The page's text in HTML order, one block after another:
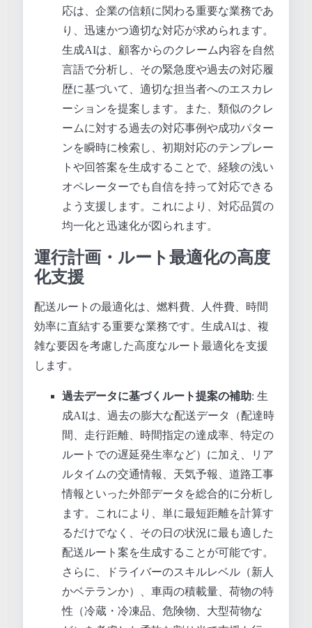
応は、企業の信頼に関わる重要な業務であ
り、迅速かつ適切な対応が求められます。
生成AIは、顧客からのクレーム内容を自然
言語で分析し、その緊急度や過去の対応履
歴に基づいて、適切な担当者へのエスカレ
ーションを提案します。また、類似のクレ
ームに対する過去の対応事例や成功パター
ンを瞬時に検索し、初期対応のテンプレー
トや回答案を生成することで、経験の浅い
オペレーターでも自信を持って対応できる
よう支援します。これにより、対応品質の
均一化と迅速化が図られます。
運行計画・ルート最適化の高度
化支援
配送ルートの最適化は、燃料費、人件費、時間
効率に直結する重要な業務です。生成AIは、複
雑な要因を考慮した高度なルート最適化を支援
します。
過去データに基づくルート提案の補助: 生
成AIは、過去の膨大な配送データ（配達時
間、走行距離、時間指定の達成率、特定の
ルートでの遅延発生率など）に加え、リア
ルタイムの交通情報、天気予報、道路工事
情報といった外部データを総合的に分析し
ます。これにより、単に最短距離を計算す
るだけでなく、その日の状況に最も適した
配送ルート案を生成することが可能です。
さらに、ドライバーのスキルレベル（新人
かベテランか）、車両の積載量、荷物の特
性（冷蔵・冷凍品、危険物、大型荷物な